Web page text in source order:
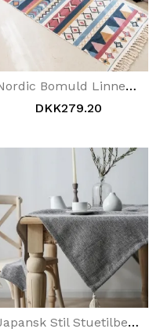
Nordic Bomuld Linned Geometrisk Gulvmåtte Vaskbar
DKK279.20
Japansk Stil Stuetilbehør Bomuld Linneddug